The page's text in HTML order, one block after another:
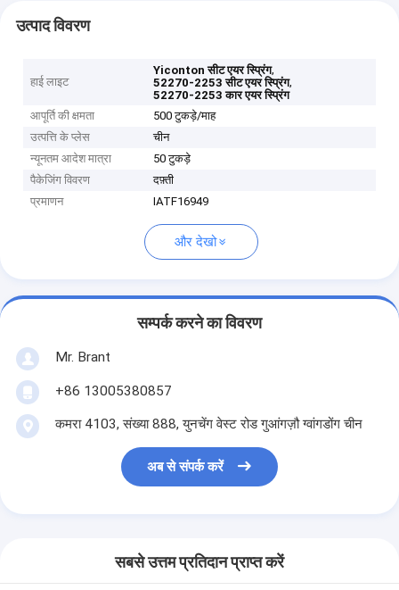
उत्पाद विवरण
हाई लाइट
Yiconton सीट एयर स्प्रिंग,
52270-2253 सीट एयर स्प्रिंग,
52270-2253 कार एयर स्प्रिंग
आपूर्ति की क्षमता
500 टुकड़े/माह
उत्पत्ति के प्लेस
चीन
न्यूनतम आदेश मात्रा
50 टुकड़े
पैकेजिंग विवरण
दफ़्ती
प्रमाणन
IATF16949
और देखो
सम्पर्क करने का विवरण
Mr. Brant
+86 13005380857
कमरा 4103, संख्या 888, युनचेंग वेस्ट रोड गुआंगज़ौ ग्वांगडोंग चीन
अब से संपर्क करें
सबसे उत्तम प्रतिदान प्राप्त करें